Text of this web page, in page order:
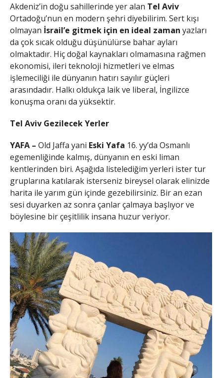
Akdeniz’in doğu sahillerinde yer alan Tel Aviv
Ortadoğu’nun en modern şehri diyebilirim. Sert kışı
olmayan İsrail’e gitmek için en ideal zaman yazları
da çok sıcak olduğu düşünülürse bahar ayları
olmaktadır. Hiç doğal kaynakları olmamasına rağmen
ekonomisi, ileri teknoloji hizmetleri ve elmas
işlemeciliği ile dünyanın hatırı sayılır güçleri
arasındadır. Halkı oldukça laik ve liberal, İngilizce
konuşma oranı da yüksektir.
Tel Aviv Gezilecek Yerler
YAFA – Old Jaffa yani Eski Yafa 16. yy’da Osmanlı
egemenliğinde kalmış, dünyanın en eski liman
kentlerinden biri. Aşağıda listelediğim yerleri ister tur
gruplarına katılarak isterseniz bireysel olarak elinizde
harita ile yarım gün içinde gezebilirsiniz. Bir an ezan
sesi duyarken az sonra çanlar çalmaya başlıyor ve
böylesine bir çeşitlilik insana huzur veriyor.